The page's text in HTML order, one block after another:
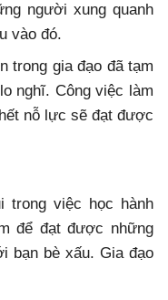
người xung quanh
vào đó.
trong gia đạo đã tạm
nghĩ. Công việc làm
nỗ lực sẽ đạt được
trong việc học hành
để đạt được những
bạn bè xấu. Gia đạo